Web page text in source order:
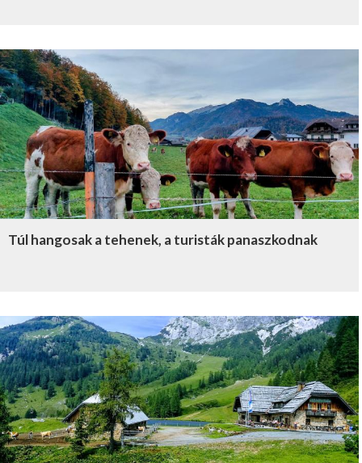
Túl hangosak a tehenek, a turisták panaszkodnak